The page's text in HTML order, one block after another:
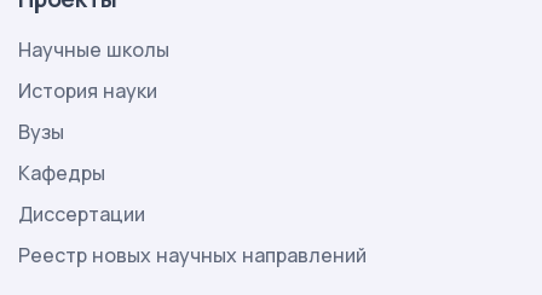
Научные школы
История науки
Вузы
Кафедры
Диссертации
Реестр новых научных направлений